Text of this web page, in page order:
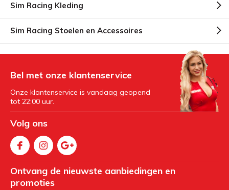
Sim Racing Kleding
Sim Racing Stoelen en Accessoires
Bel met onze klantenservice
Onze klantenservice is vandaag geopend
tot 22:00 uur.
Volg ons
Ontvang de nieuwste aanbiedingen en
promoties